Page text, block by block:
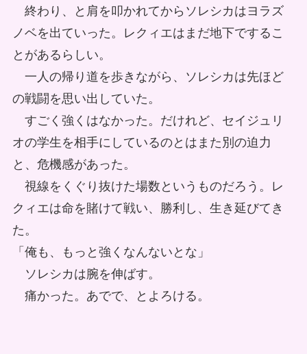
終わり、と肩を叩かれてからソレシカはヨラズ
ノベを出ていった。レクィエはまだ地下でするこ
とがあるらしい。
一人の帰り道を歩きながら、ソレシカは先ほど
の戦闘を思い出していた。
すごく強くはなかった。だけれど、セイジュリ
オの学生を相手にしているのとはまた別の迫力
と、危機感があった。
視線をくぐり抜けた場数というものだろう。レ
クィエは命を賭けて戦い、勝利し、生き延びてき
た。
「俺も、もっと強くなんないとな」
ソレシカは腕を伸ばす。
痛かった。あでで、とよろける。